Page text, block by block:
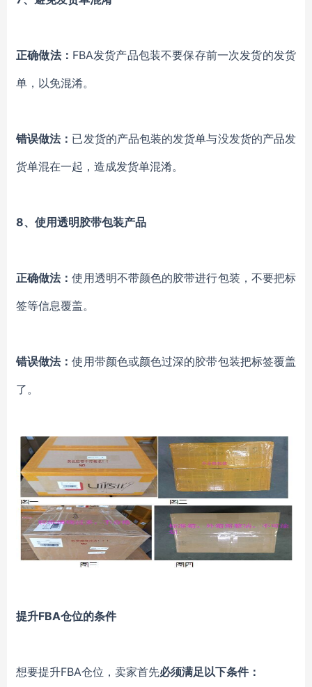
正确做法： FBA发货产品包装不要保存前一次发货的发货
单，以免混淆。
错误做法： 已发货的产品包装的发货单与没发货的产品发
货单混在一起，造成发货单混淆。
8、使用透明胶带包装产品
正确做法：使用透明不带颜色的胶带进行包装，不要把标
签等信息覆盖。
错误做法：使用带颜色或颜色过深的胶带包装把标签覆盖
了。
提升FBA仓位的条件
想要提升FBA仓位，卖家首先必须满足以下条件：